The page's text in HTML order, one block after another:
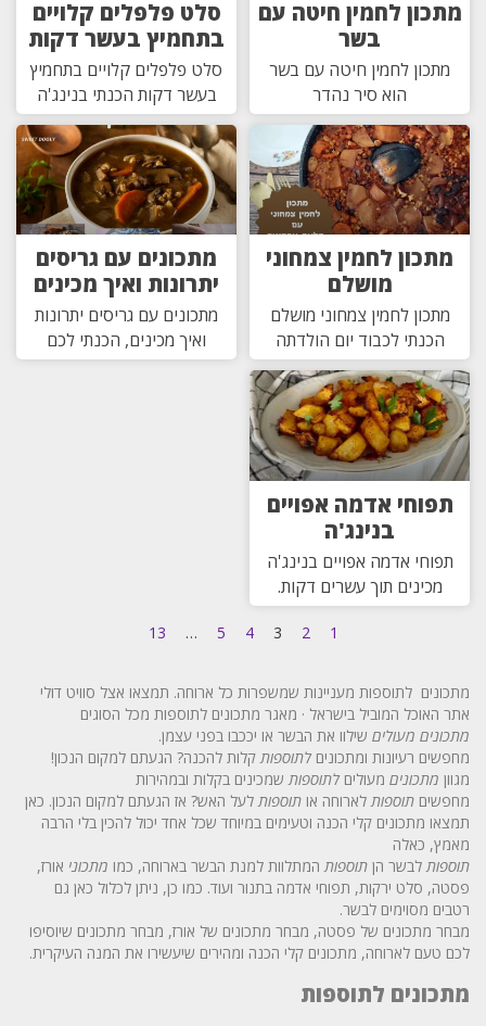
מתכון לחמין חיטה עם
בשר
מתכון לחמין חיטה עם בשר
הוא סיר נהדר
סלט פלפלים קלויים
בתחמיץ בעשר דקות
סלט פלפלים קלויים בתחמיץ
בעשר דקות הכנתי בנינג'ה
מתכון לחמין צמחוני
מושלם
מתכון לחמין צמחוני מושלם
הכנתי לכבוד יום הולדתה
מתכונים עם גריסים
יתרונות ואיך מכינים
מתכונים עם גריסים יתרונות
ואיך מכינים, הכנתי לכם
תפוחי אדמה אפויים
בנינג'ה
תפוחי אדמה אפויים בנינג'ה
מכינים תוך עשרים דקות.
1
2
3
4
5
…
13
מתכונים לתוספות מעניינות שמשפרות כל ארוחה. תמצאו אצל סוויט דולי
אתר האוכל המוביל בישראל · מאגר מתכונים לתוספות מכל הסוגים
מתכונים מעולים שילוו את הבשר או יככבו בפני עצמן.
מחפשים רעיונות ומתכונים לתוספות קלות להכנה? הגעתם למקום הנכון!
מגוון מתכונים מעולים לתוספות שמכינים בקלות ובמהירות
מחפשים תוספות לארוחה או תוספות לעל האש? אז הגעתם למקום הנכון. כאן
תמצאו מתכונים קלי הכנה וטעימים במיוחד שכל אחד יכול להכין בלי הרבה
מאמץ, כאלה
תוספות לבשר הן תוספות המתלוות למנת הבשר בארוחה, כמו מתכוני אורז,
פסטה, סלט ירקות, תפוחי אדמה בתנור ועוד. כמו כן, ניתן לכלול כאן גם
רטבים מסוימים לבשר.
מבחר מתכונים של פסטה, מבחר מתכונים של אורז, מבחר מתכונים שיוסיפו
לכם טעם לארוחה, מתכונים קלי הכנה ומהירים שיעשירו את המנה העיקרית.
מתכונים לתוספות